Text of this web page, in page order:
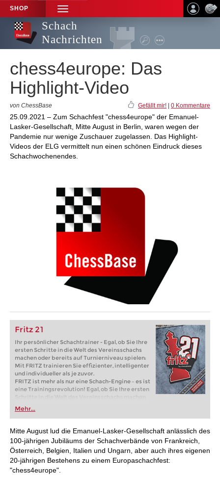
SHOP
TOGGLE
NAVIGATION
Schach
Nachrichten
chess4europe: Das
Highlight-Video
von ChessBase Gefällt mir! 0 Kommentare
25.09.2021 – Zum Schachfest "chess4europe" der Emanuel-
Lasker-Gesellschaft, Mitte August in Berlin, waren wegen der
Pandemie nur wenige Zuschauer zugelassen. Das Highlight-
Videos der ELG vermittelt nun einen schönen Eindruck dieses
Schachwochenendes.
Fritz 21
Ihr persönlicher Schachtrainer - Egal, ob Sie Ihre
ersten Schritte in die Welt des Vereinsschachs
machen oder bereits auf Turnierniveau spielen:
Mit FRITZ trainieren Sie effizienter, intelligenter
und individueller als je zuvor.
FRITZ ist mehr als nur eine Schach-Engine – es ist
eine Trainingsrevolution! Egal, ob Sie Ihre ersten
Schritte in die Welt des Vereinsschachs machen
oder bereits auf Turnierniveau spielen: Mit
FRITZ trainieren Sie effizienter, intelligenter und
individueller als je zuvor.
Mehr...
Mitte August lud die Emanuel-Lasker-Gesellschaft anlässlich des
100-jährigen Jubiläums der Schachverbände von Frankreich,
Österreich, Belgien, Italien und Ungarn, aber auch ihres eigenen
20-jährigen Bestehens zu einem Europaschachfest:
"chess4europe".